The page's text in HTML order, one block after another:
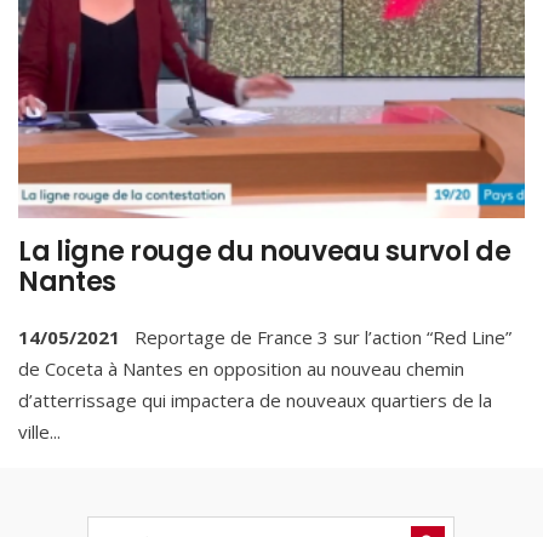
La ligne rouge du nouveau survol de
Nantes
14/05/2021
Reportage de France 3 sur l’action “Red Line”
de Coceta à Nantes en opposition au nouveau chemin
d’atterrissage qui impactera de nouveaux quartiers de la
ville...